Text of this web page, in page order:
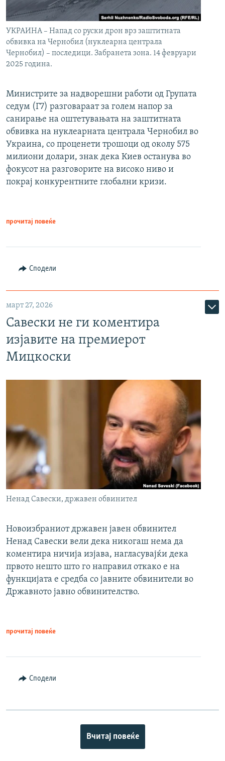
УКРАИНА – Напад со руски дрон врз заштитната
обвивка на Чернобил (нуклеарна централа
Чернобил) – последици. Забранета зона. 14 февруари
2025 година.
Министрите за надворешни работи од Групата
седум (Г7) разговараат за голем напор за
санирање на оштетувањата на заштитната
обвивка на нуклеарната централа Чернобил во
Украина, со проценети трошоци од околу 575
милиони долари, знак дека Киев останува во
фокусот на разговорите на високо ниво и
покрај конкурентните глобални кризи.
прочитај повеќе
Сподели
март 27, 2026
Савески не ги коментира
изјавите на премиерот
Мицкоски
Ненад Савески, државен обвинител
Новоизбраниот државен јавен обвинител
Ненад Савески вели дека никогаш нема да
коментира ничија изјава, нагласувајќи дека
првото нешто што го направил откако е на
функцијата е средба со јавните обвинители во
Државното јавно обвинителство.
прочитај повеќе
Сподели
Вчитај повеќе